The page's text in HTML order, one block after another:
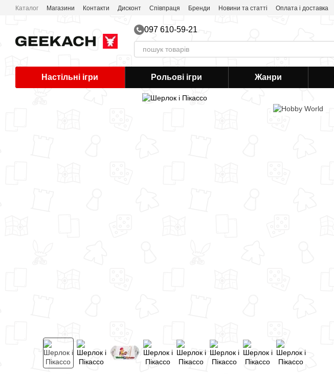
Перейти до основного контенту
Каталог Магазини Контакти Дисконт Співпраця Бренди Новини та статті Оплата і доставка
097 610-59-21
Настільні ігри Рольові ігри Жанри